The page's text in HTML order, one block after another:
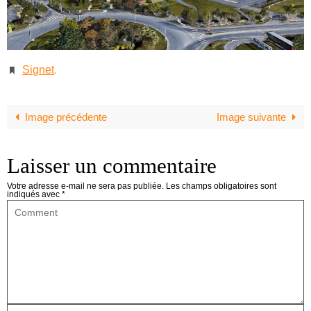
Signet.
Image précédente Image suivante
Laisser un commentaire
Votre adresse e-mail ne sera pas publiée. Les champs obligatoires sont
indiqués avec *